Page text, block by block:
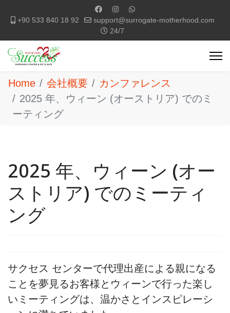
+90 533 840 18 92
support@surrogate-motherhood.com
24/7
Home 会社概要
カンファレンス
2025 年、ウィーン (オーストリア) でのミ
ーティング
2025 年、ウィーン (オー
ストリア) でのミーティ
ング
サクセス センターで代理出産による親になる
ことを夢見るお客様とウィーンで行った楽し
いミーティングは、温かさとインスピレーシ